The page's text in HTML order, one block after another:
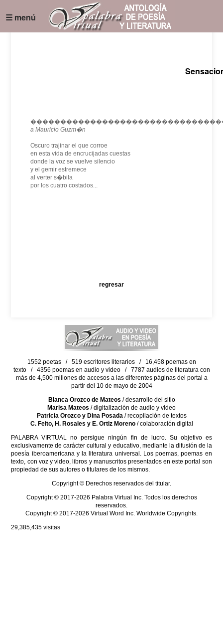
☰ menú
a Mauricio Guzm�n
Oscuro trajinar el que corroe
en esta vida de encrucijadas cuestas
donde la voz se vuelve silencio
y el gemir estremece
al verter s�bila
por los cuatro costados...
regresar
1552 poetas / 519 escritores literarios / 16,458 poemas en
texto / 4356 poemas en audio y video / 7787 audios de literatura con
más de 4,500 millones de accesos a las diferentes páginas del portal a
partir del 10 de mayo de 2004
Blanca Orozco de Mateos / desarrollo del sitio
Marisa Mateos / digitalización de audio y video
Patricia Orozco y Dina Posada/ recopilación de textos
C. Feito, H. Rosales y E. Ortiz Moreno/ colaboración digital
PALABRA VIRTUAL no persigue ningún fin de lucro. Su objetivo es
exclusivamente de carácter cultural y educativo, mediante la difusión de la
poesía iberoamericana y la literatura universal. Los poemas, poemas en
texto, con voz y video, libros y manuscritos presentados en este portal son
propiedad de sus autores o titulares de los mismos.
Copyright © Derechos reservados del titular.
Copyright © 2017-2026 Palabra Virtual Inc. Todos los derechos
reservados.
Copyright © 2017-2026 Virtual Word Inc. Worldwide Copyrights.
29,385,435 visitas